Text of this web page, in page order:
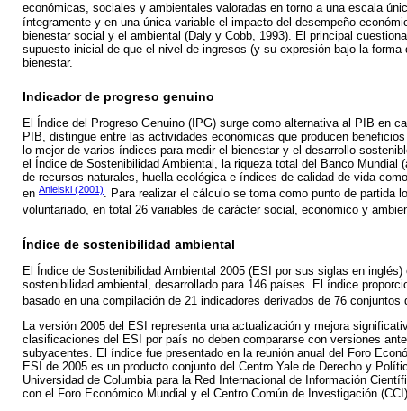
económicas, sociales y ambientales valoradas en torno a una escala
íntegramente y en una única variable el impacto del desempeño
bienestar social y el ambiental (Daly y Cobb, 1993). El principal
supuesto inicial de que el nivel de ingresos (y su expresión bajo la forma
bienestar.
Indicador de progreso genuino
El Índice del Progreso Genuino (IPG) surge como alternativa al PIB en
PIB, distingue entre las actividades económicas que producen
lo mejor de varios índices para medir el bienestar y el desarrollo
el Índice de Sostenibilidad Ambiental, la riqueza total del Banco Mundial
de recursos naturales, huella ecológica e índices de calidad de vida
en Anielski (2001). Para realizar el cálculo se toma como punto de partida
voluntariado, en total 26 variables de carácter social, económico y
Índice de sostenibilidad ambiental
El Índice de Sostenibilidad Ambiental 2005 (ESI por sus siglas en
sostenibilidad ambiental, desarrollado para 146 países. El índice
basado en una compilación de 21 indicadores derivados de 76
La versión 2005 del ESI representa una actualización y mejora
clasificaciones del ESI por país no deben compararse con versiones
subyacentes. El índice fue presentado en la reunión anual del Foro
ESI de 2005 es un producto conjunto del Centro Yale de Derecho y
Universidad de Columbia para la Red Internacional de Información
con el Foro Económico Mundial y el Centro Común de Investigación